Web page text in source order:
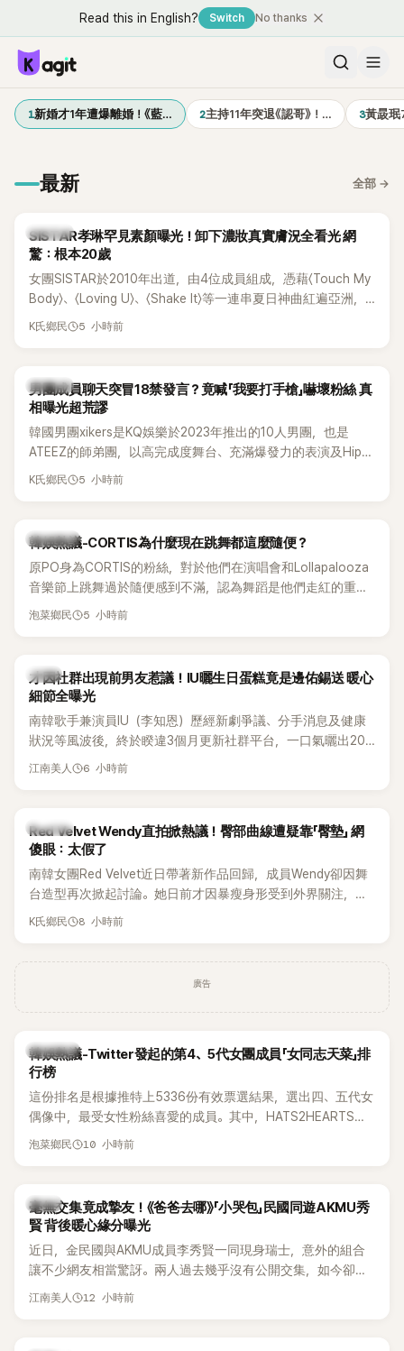
Read this in English? Switch No thanks
1新婚才1年遭爆離婚！《藍… 2主持11年突退《認哥》！… 3黃晸
最新 全部 →
K-POP
SISTAR孝琳罕見素顏曝光！卸下濃妝真實膚況全看光 網
驚：根本20歲
女團SISTAR於2010年出道，由4位成員組成，憑藉〈Touch My
Body〉、〈Loving U〉、〈Shake It〉等一連串夏日神曲紅遍亞洲，
獲封「夏日女王」。不過，團體在出道滿7年後宣布解散，成員各
不僅展現兩人多年不變的好交情，她幾乎素顏入鏡的真實模
樣，也意外掀起網友熱議。
K氏鄉民 5 小時前
K-POP
男團成員聊天突冒18禁發言？竟喊「我要打手槍」嚇壞粉絲 真
相曝光超荒謬
韓國男團xikers是KQ娛樂於2023年推出的10人男團，也是
ATEEZ的師弟團，以高完成度舞台、充滿爆發力的表演及Hip-
Hop風格聞名，出道後迅速累積大批海內外粉絲，近年也陸續
K氏鄉民 5 小時前
熱議討論
韓娛熱議-CORTIS為什麼現在跳舞都這麼隨便？
原PO身為CORTIS的粉絲，對於他們在演唱會和Lollapalooza
音樂節上跳舞過於隨便感到不滿，認為舞蹈是他們走紅的重要
原因，希望他們能更認真地表演。
泡菜鄉民 5 小時前
韓星
才因社群出現前男友惹議！IU曬生日蛋糕竟是邊佑錫送 暖心
細節全曝光
南韓歌手兼演員IU（李知恩）歷經新劇爭議、分手消息及健康
狀況等風波後，終於睽違3個月更新社群平台，一口氣曬出20
張近況照，讓大批粉絲又驚又喜。其中，一張生日蛋糕照意外
江南美人 6 小時前
K-POP
Red Velvet Wendy直拍掀熱議！臀部曲線遭疑靠「臀墊」 網
傻眼：太假了
南韓女團Red Velvet近日帶著新作品回歸，成員Wendy卻因舞
台造型再次掀起討論。她日前才因暴瘦身形受到外界關注，又
被質疑在舞台上使用臀墊，如今最新打歌舞台曝光後，再度因
K氏鄉民 8 小時前
廣告
熱議討論
韓娛熱議-Twitter發起的第4、5代女團成員「女同志天菜」排
行榜
這份排名是根據推特上5336份有效票選結果，選出四、五代女
偶像中，最受女性粉絲喜愛的成員。其中，HATS2HEARTS成
員包攬了前三名，展現了她們在女性社群中的高人氣。
泡菜鄉民 10 小時前
韓星
毫無交集竟成摯友！《爸爸去哪》「小哭包」民國同遊AKMU秀
賢 背後暖心緣分曝光
近日，金民國與AKMU成員李秀賢一同現身瑞士，意外的組合
讓不少網友相當驚訝。兩人過去幾乎沒有公開交集，如今卻一
起踏上瑞士之旅，也讓粉絲紛紛好奇：「他們到底是怎麼認識
江南美人 12 小時前